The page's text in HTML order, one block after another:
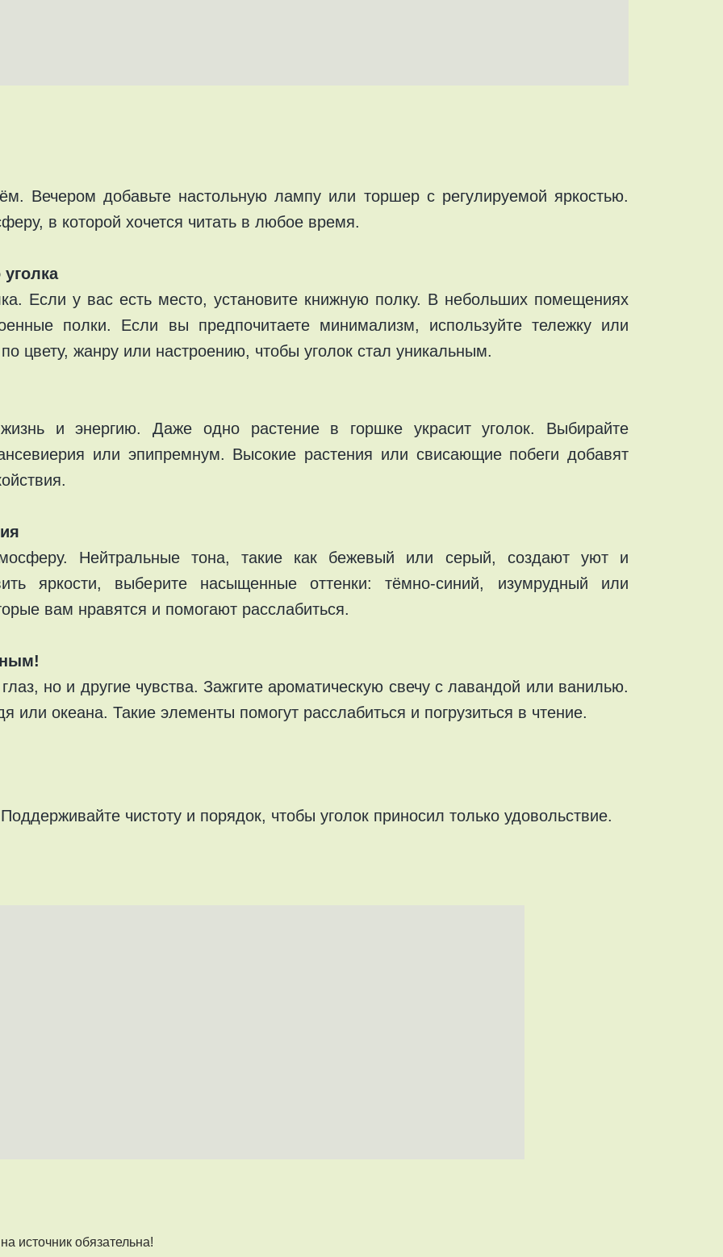
Вечером добавьте настольную лампу или торшер с регулируемой яркостью.
в которой хочется читать в любое время.
Если у вас есть место, установите книжную полку. В небольших помещениях
полки. Если вы предпочитаете минимализм, используйте тележку или
по цвету, жанру или настроению, чтобы уголок стал уникальным.
и энергию. Даже одно растение в горшке украсит уголок. Выбирайте
или эпипремнум. Высокие растения или свисающие побеги добавят
Нейтральные тона, такие как бежевый или серый, создают уют и
яркости, выберите насыщенные оттенки: тёмно-синий, изумрудный или
вам нравятся и помогают расслабиться.
но и другие чувства. Зажгите ароматическую свечу с лавандой или ванилью.
или океана. Такие элементы помогут расслабиться и погрузиться в чтение.
чистоту и порядок, чтобы уголок приносил только удовольствие.
источник обязательна!